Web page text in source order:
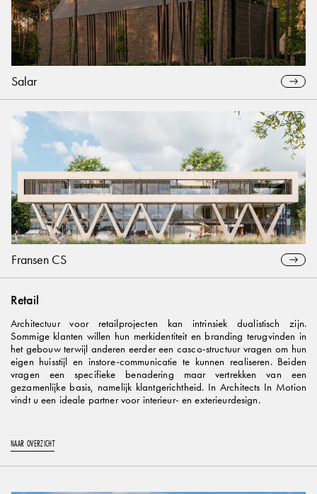
Salar
Fransen CS
Retail
Architectuur voor retailprojecten kan intrinsiek dualistisch zijn.
Sommige klanten willen hun merkidentiteit en branding terugvinden in
het gebouw terwijl anderen eerder een casco-structuur vragen om hun
eigen huisstijl en instore-communicatie te kunnen realiseren. Beiden
vragen een specifieke benadering maar vertrekken van een
gezamenlijke basis, namelijk klantgerichtheid. In Architects In Motion
vindt u een ideale partner voor interieur- en exterieurdesign.
NAAR OVERZICHT